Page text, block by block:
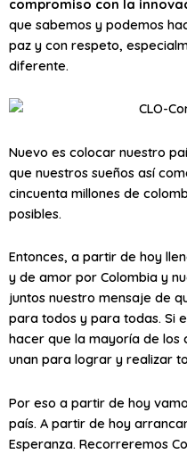
compromiso con la
que sabemos y podemos
paz y con respeto,
diferente.
Nuevo es colocar nuestro
que nuestros sueños así
cincuenta millones de
posibles.
Entonces, a partir de hoy
y de amor por Colombia y
juntos nuestro mensaje de
para todos y para todas. Si
hacer que la mayoría de los
unan para lograr y realizar
Por eso a partir de hoy
país. A partir de hoy
Esperanza. Recorreremos